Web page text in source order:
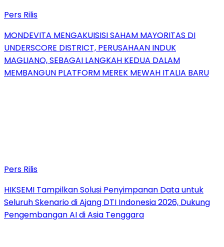
Pers Rilis
MONDEVITA MENGAKUISISI SAHAM MAYORITAS DI
UNDERSCORE DISTRICT, PERUSAHAAN INDUK
MAGLIANO, SEBAGAI LANGKAH KEDUA DALAM
MEMBANGUN PLATFORM MEREK MEWAH ITALIA BARU
Pers Rilis
HIKSEMI Tampilkan Solusi Penyimpanan Data untuk
Seluruh Skenario di Ajang DTI Indonesia 2026, Dukung
Pengembangan AI di Asia Tenggara